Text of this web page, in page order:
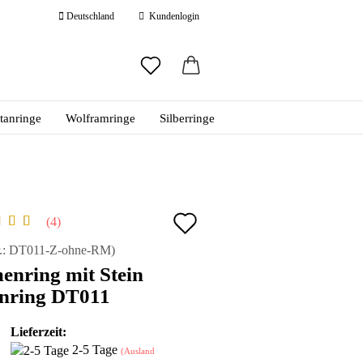
Deutschland Kundenlogin
vergessen?
Wolframringe Silberringe
4
DT011-Z-ohne-RM)
mit Stein
DT011
Lieferzeit:
2-5 Tage (Ausland